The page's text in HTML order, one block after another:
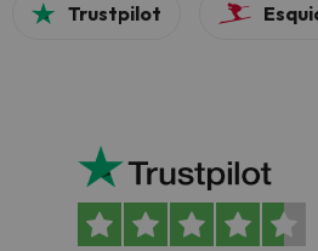
Trustpilot